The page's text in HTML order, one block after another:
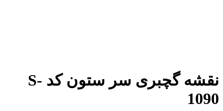
نقشه گچبری سر ستون کد S-
1090